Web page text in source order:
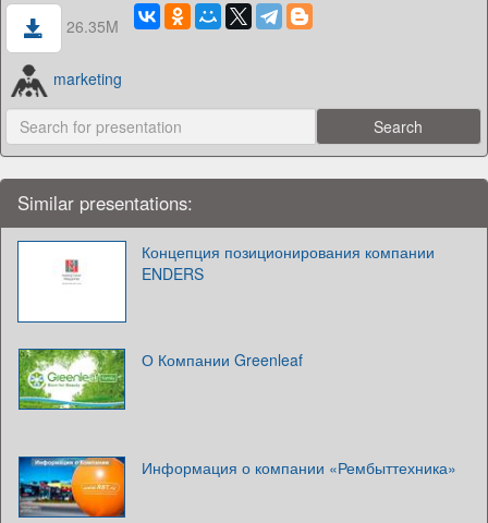
26.35M
marketing
Similar presentations:
Концепция позиционирования компании
ENDERS
О Компании Greenleaf
Информация о компании «Рембыттехника»